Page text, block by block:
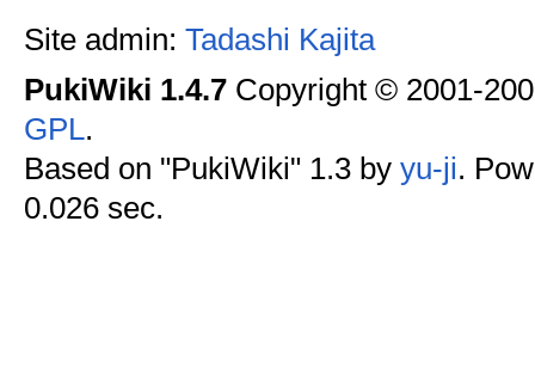
Site admin: Tadashi Kajita
PukiWiki 1.4.7Copyright © 2001-
GPL .
Based on "PukiWiki" 1.3 by yu-ji.
0.026 sec.